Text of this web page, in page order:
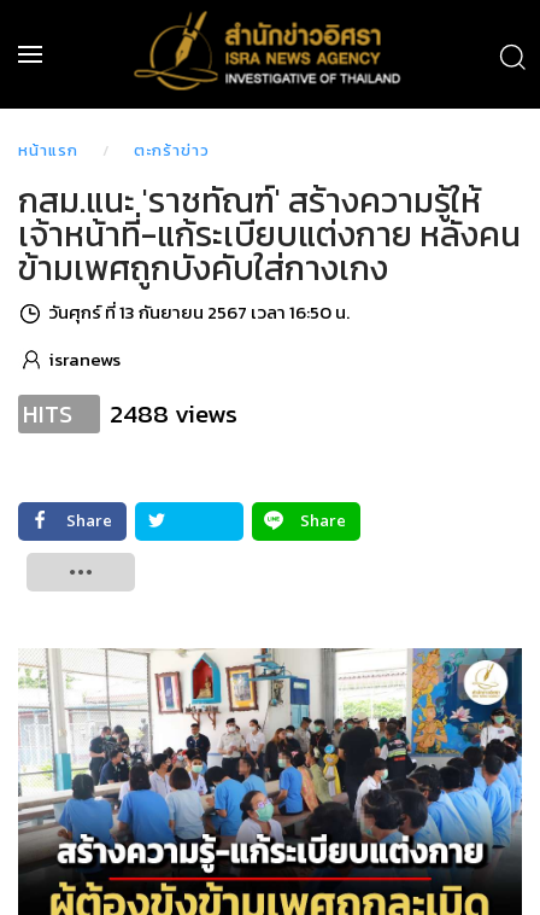
หน้าแรก ตะกร้าข่าว
กสม.แนะ 'ราชทัณฑ์' สร้างความรู้ให้
เจ้าหน้าที่-แก้ระเบียบแต่งกาย หลังคน
ข้ามเพศถูกบังคับใส่กางเกง
วันศุกร์ ที่ 13 กันยายน 2567 เวลา 16:50 น.
isranews
HITS 2488 views
Share
Share